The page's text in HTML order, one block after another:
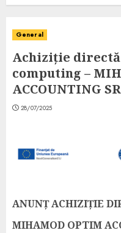
General
Achiziție
computing –
ACCOUNTING
28/07/2025
ANUNȚ ACHIZIȚIE
MIHAMOD OPTIM